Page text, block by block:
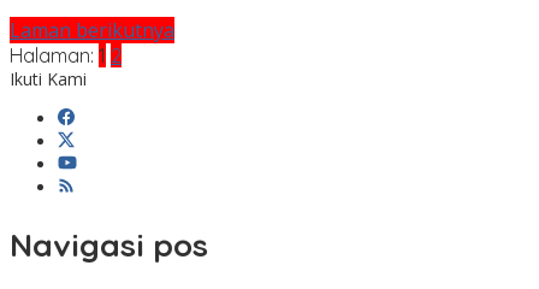
Laman berikutnya
Halaman: 1 2
Ikuti Kami
Navigasi pos